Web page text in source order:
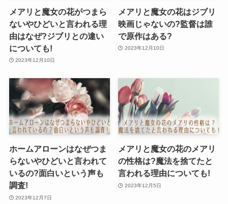
メアリと魔女の花がつまら
ないやひどいと言われる理
由はなぜ?ジブリとの違い
についても!
2023年12月10日
メアリと魔女の花はジブリ
映画じゃないの?監督は誰
で原作はある?
2023年12月10日
ホームアローンはなぜつま
らないやひどいと言われて
いるの?面白いという声も
調査!
2023年12月7日
メアリと魔女の花のメアリ
の性格は?魔法を捨てたと
言われる理由についても!
2023年12月5日